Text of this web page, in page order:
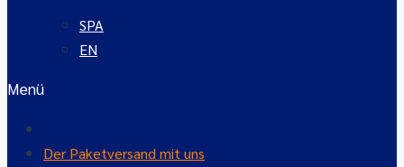
SPA
EN
Menü
Der Paketversand mit uns